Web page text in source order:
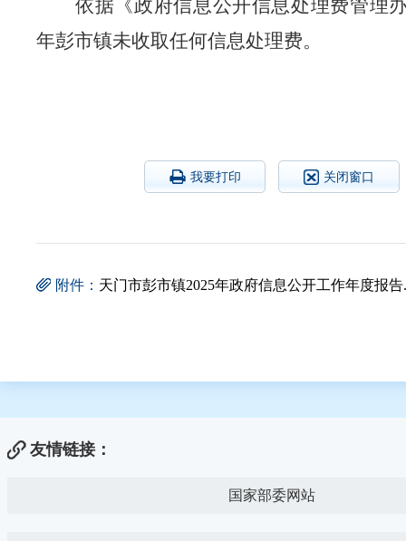
依据《政府信息公开信息处理费管理
年彭市镇未收取任何信息处理费。
我要打印 关闭窗口
附件： 天门市彭市镇2025年政府信息公开工作年度报告
友情链接：
国家部委网站